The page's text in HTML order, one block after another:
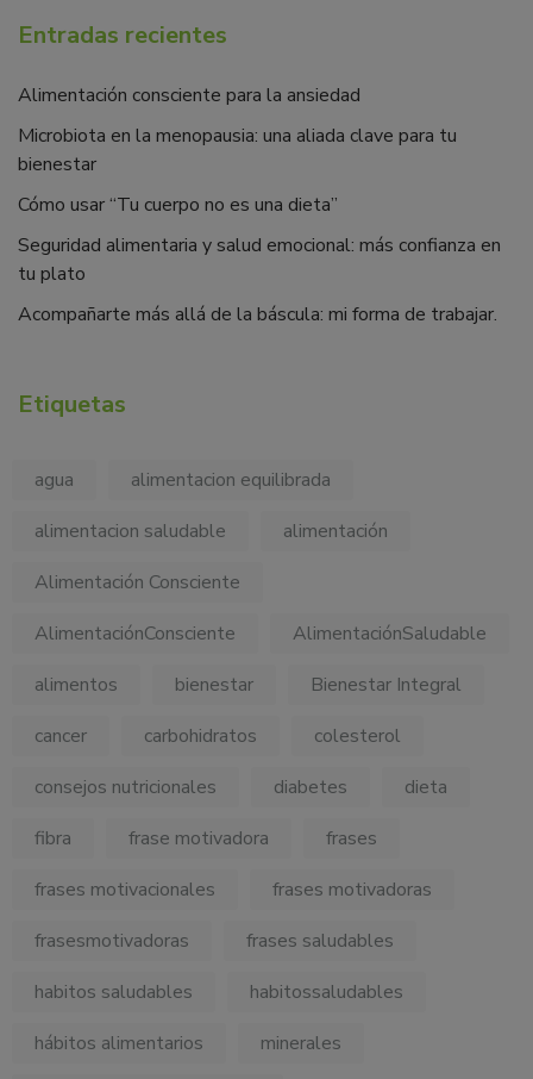
Entradas recientes
Alimentación consciente para la ansiedad
Microbiota en la menopausia: una aliada clave para tu
bienestar
Cómo usar “Tu cuerpo no es una dieta”
Seguridad alimentaria y salud emocional: más confianza en
tu plato
Acompañarte más allá de la báscula: mi forma de trabajar.
Etiquetas
agua
alimentacion equilibrada
alimentacion saludable
alimentación
Alimentación Consciente
AlimentaciónConsciente
AlimentaciónSaludable
alimentos
bienestar
Bienestar Integral
cancer
carbohidratos
colesterol
consejos nutricionales
diabetes
dieta
fibra
frase motivadora
frases
frases motivacionales
frases motivadoras
frasesmotivadoras
frases saludables
habitos saludables
habitossaludables
hábitos alimentarios
minerales